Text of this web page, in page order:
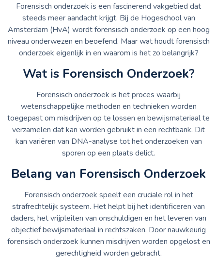
Forensisch onderzoek is een fascinerend vakgebied dat
steeds meer aandacht krijgt. Bij de Hogeschool van
Amsterdam (HvA) wordt forensisch onderzoek op een hoog
niveau onderwezen en beoefend. Maar wat houdt forensisch
onderzoek eigenlijk in en waarom is het zo belangrijk?
Wat is Forensisch Onderzoek?
Forensisch onderzoek is het proces waarbij
wetenschappelijke methoden en technieken worden
toegepast om misdrijven op te lossen en bewijsmateriaal te
verzamelen dat kan worden gebruikt in een rechtbank. Dit
kan variëren van DNA-analyse tot het onderzoeken van
sporen op een plaats delict.
Belang van Forensisch Onderzoek
Forensisch onderzoek speelt een cruciale rol in het
strafrechtelijk systeem. Het helpt bij het identificeren van
daders, het vrijpleiten van onschuldigen en het leveren van
objectief bewijsmateriaal in rechtszaken. Door nauwkeurig
forensisch onderzoek kunnen misdrijven worden opgelost en
gerechtigheid worden gebracht.